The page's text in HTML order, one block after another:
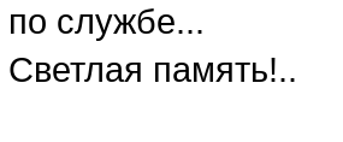
по службе...
Светлая память!..